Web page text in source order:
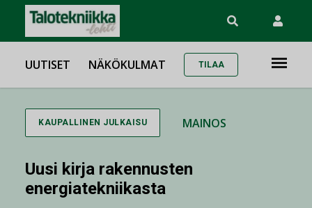
UUTISET NÄKÖKULMAT TILAA
KAUPALLINEN JULKAISU MAINOS
Uusi kirja rakennusten
energiatekniikasta